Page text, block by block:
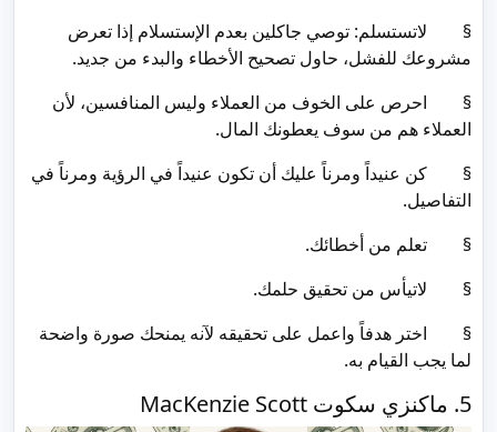
§ لاتستسلم: توصي جاكلين بعدم الإستسلام إذا تعرض
مشروعك للفشل، حاول تصحيح الأخطاء والبدء من جديد.
§ احرص على الخوف من العملاء وليس المنافسين، لأن
العملاء هم من سوف يعطونك المال.
§ كن عنيداً ومرناً عليك أن تكون عنيداً في الرؤية ومرناً في
التفاصيل.
§ تعلم من أخطائك.
§ لاتيأس من تحقيق حلمك.
§ اختر هدفاً واعمل على تحقيقه لآنه يمنحك صورة واضحة
لما يجب القيام به.
5. ماكنزي سكوت MacKenzie Scott